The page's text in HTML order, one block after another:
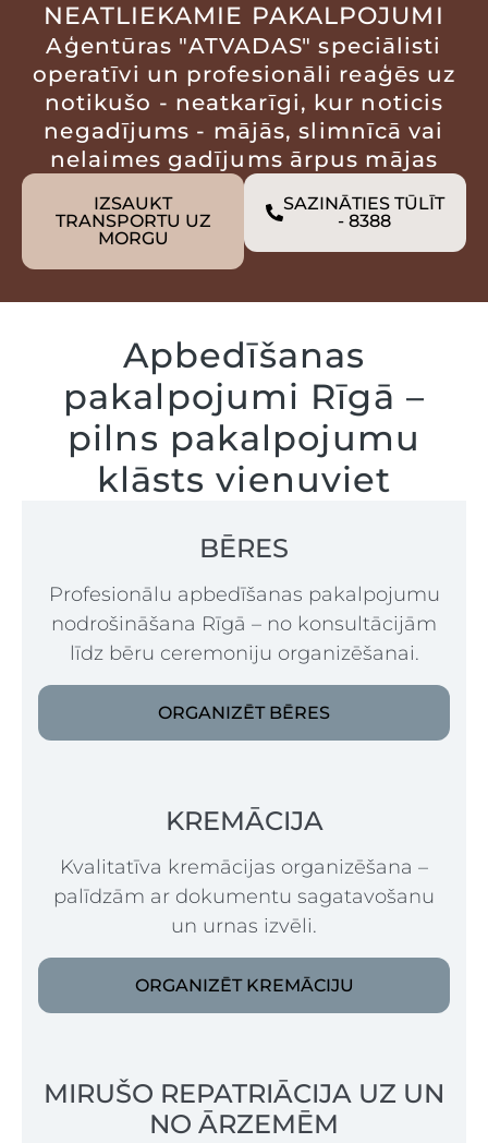
NEATLIEKAMIE PAKALPOJUMI
Aģentūras "ATVADAS" speciālisti
operatīvi un profesionāli reaģēs uz
notikušo - neatkarīgi, kur noticis
negadījums - mājās, slimnīcā vai
nelaimes gadījums ārpus mājas
IZSAUKT
TRANSPORTU UZ
MORGU
SAZINĀTIES TŪLĪT
- 8388
Apbedīšanas
pakalpojumi Rīgā –
pilns pakalpojumu
klāsts vienuviet
BĒRES
Profesionālu apbedīšanas pakalpojumu
nodrošināšana Rīgā – no konsultācijām
līdz bēru ceremoniju organizēšanai.
ORGANIZĒT BĒRES
KREMĀCIJA
Kvalitatīva kremācijas organizēšana –
palīdzām ar dokumentu sagatavošanu
un urnas izvēli.
ORGANIZĒT KREMĀCIJU
MIRUŠO REPATRIĀCIJA UZ UN
NO ĀRZEMĒM